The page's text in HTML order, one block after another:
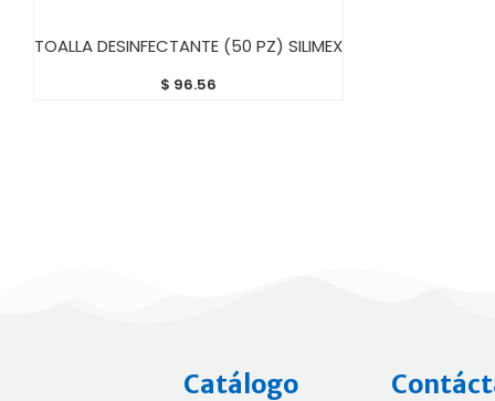
TOALLA DESINFECTANTE (50 PZ) SILIMEX
$ 96.56
Catálogo